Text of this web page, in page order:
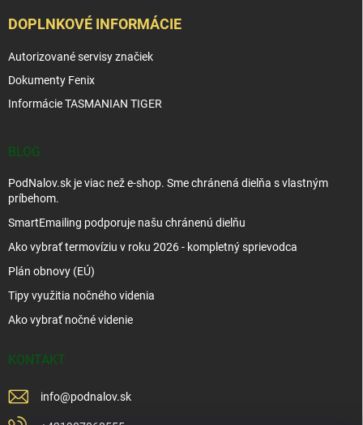
DOPLNKOVÉ INFORMÁCIE
Autorizované servisy značiek
Dokumenty Fenix
Informácie TASMANIAN TIGER
BLOG
PodNalov.sk je viac než e-shop. Sme chránená dielňa s vlastným
príbehom.
SmartEmailing podporuje našu chránenú dielňu
Ako vybrať termovíziu v roku 2026 - kompletný sprievodca
Plán obnovy (EÚ)
Tipy využitia nočného videnia
Ako vybrať nočné videnie
KONTAKT
info@podnalov.sk